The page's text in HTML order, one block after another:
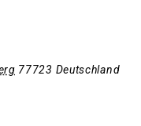
77723 Deutschland